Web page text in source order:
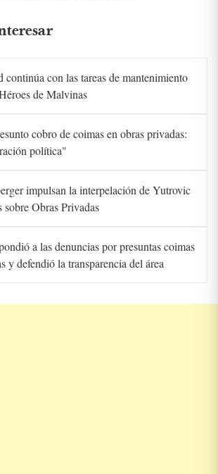
con las tareas de mantenimiento
de Malvinas
cobro de coimas en obras privadas:
política"
impulsan la interpelación de Yutrovic
sobre Obras Privadas
a las denuncias por presuntas coimas
y defendió la transparencia del área